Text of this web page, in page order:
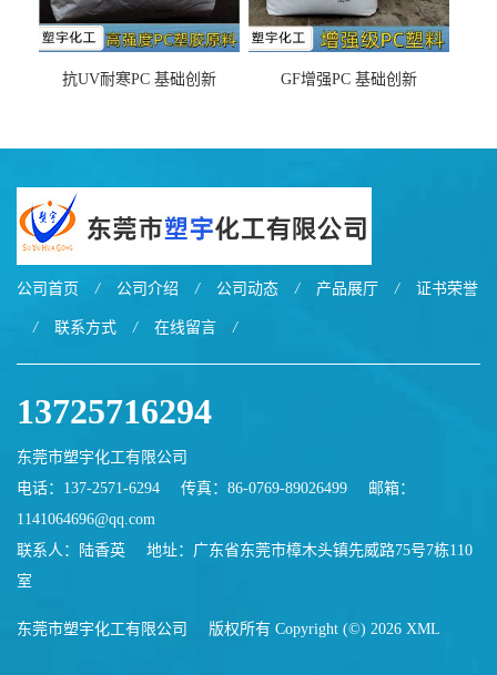
抗UV耐寒PC 基础创新
GF增强PC 基础创新
公司首页 / 公司介绍 / 公司动态 / 产品展厅 / 证书荣誉
/ 联系方式 / 在线留言 /
13725716294
东莞市塑宇化工有限公司
电话：137-2571-6294
传真：86-0769-89026499
邮箱：
1141064696@qq.com
联系人：陆香英
地址：广东省东莞市樟木头镇先威路75号7栋110
室
东莞市塑宇化工有限公司 版权所有 Copyright (©) 2026 XML